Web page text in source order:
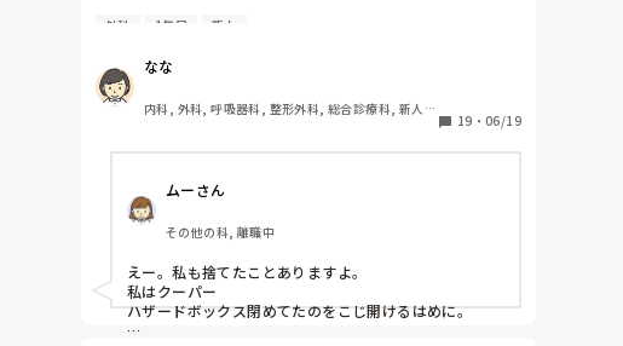
今日はじめての創処置をしました。
ゴミと一緒に、ノリで鑷子達を捨てました。。
患者に使用した物品は使い捨て、という認識が頭の中
にあって…。
「普通鑷子捨てる！？明らかに使い捨てて良いような
安物じゃないよね？」
「そんなミスした新人、あなたが初めてだよ」
と言われました。。
たしかに、よくよく考えてみれば
手術室で使った物品も全部滅菌して使いまわすし、
外科 1年目 新人
なな
内科, 外科, 呼吸器科, 整形外科, 総合診療科, 新人ナ
19 ・ 06/19
ムーさん
その他の科, 離職中
えー。私も捨てたことありますよ。
私はクーパー
ハザードボックス閉めてたのをこじ開けるはめに。